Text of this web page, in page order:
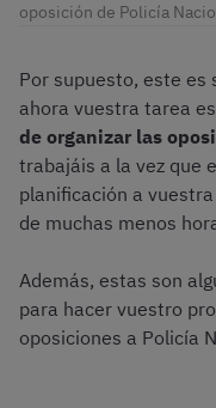
oposición de Policía
Por supuesto, este es
ahora vuestra tarea es
de organizar las
trabajáis a la vez que
planificación a
de muchas menos
Además, estas son
para hacer vuestro
oposiciones a Policía